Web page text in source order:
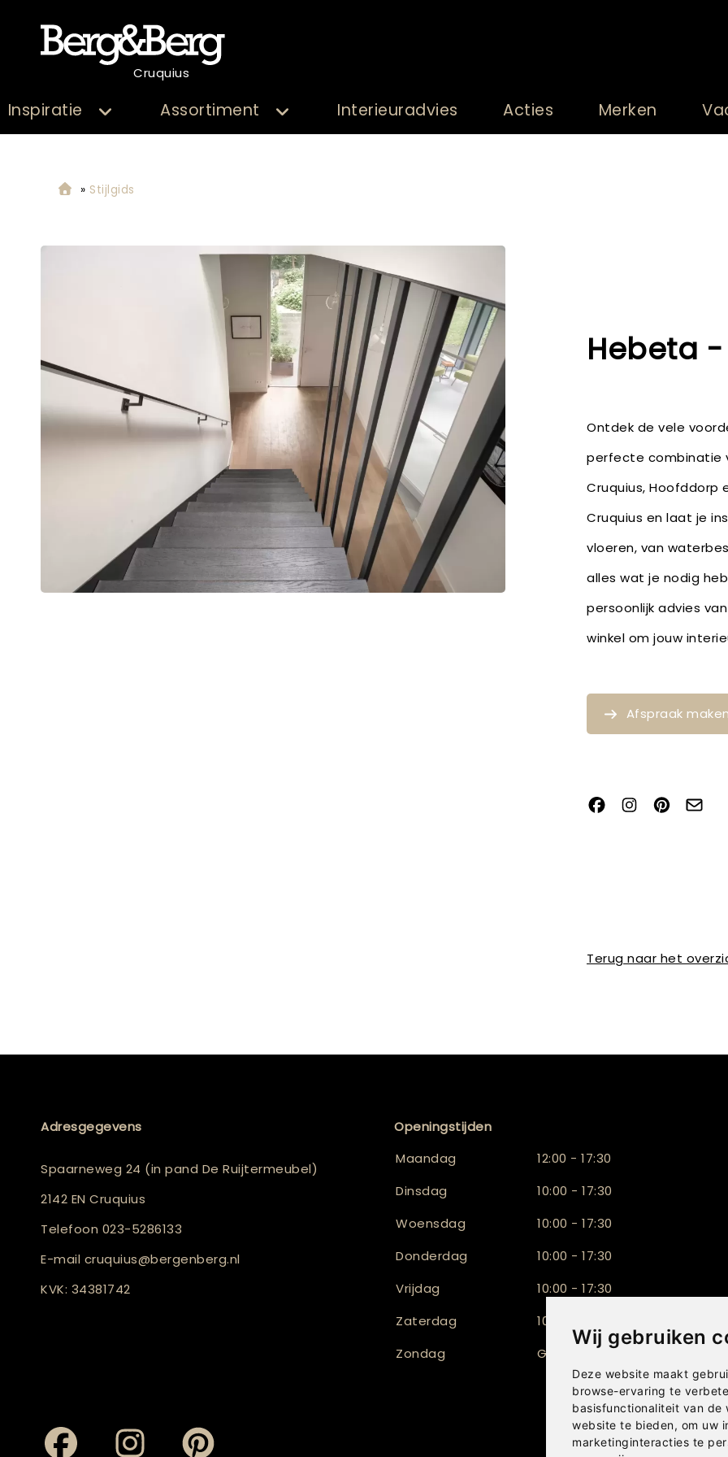
Wij gebruiken
Deze website maakt
browse-ervaring te
basisfunctionaliteit van de
website te bieden, om uw
marketinginteracties te
Cruquius
Inspiratie Assortiment Interieuradvies Acties Merken
» Stijlgids
Hebeta
Ontdek de vele
perfecte combinatie
Cruquius, Hoofddorp
Cruquius en laat je
vloeren, van
alles wat je nodig
persoonlijk advies
winkel om jouw
Afspraak
Terug naar het
Adresgegevens
Spaarneweg 24 (in pand De Ruijtermeubel)
2142 EN Cruquius
Telefoon 023-5286133
E-mail cruquius@bergenberg.nl
KVK: 34381742
Openingstijden
Maandag
12:00 - 17:30
Dinsdag
10:00 - 17:30
Woensdag
10:00 - 17:30
Donderdag
10:00 - 17:30
Vrijdag
10:00 - 17:30
Zaterdag
10:00 - 17:00
Zondag
Gesloten